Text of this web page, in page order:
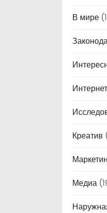
В мире
Креатив
Медиа